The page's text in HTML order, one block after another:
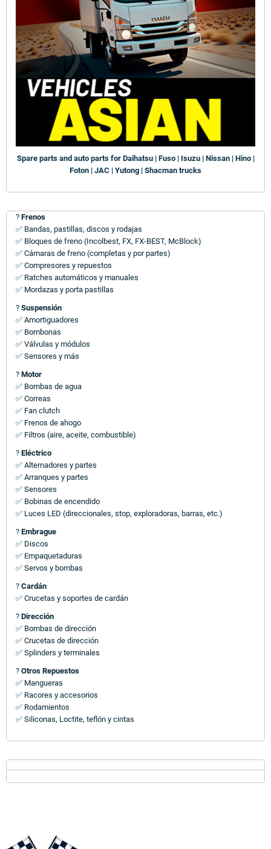
Spare parts and auto parts for Daihatsu | Fuso | Isuzu | Nissan | Hino |
Foton | JAC | Yutong | Shacman trucks
? Frenos
✅ Bandas, pastillas, discos y rodajas
✅ Bloques de freno (Incolbest, FX, FX-BEST, McBlock)
✅ Cámaras de freno (completas y por partes)
✅ Compresores y repuestos
✅ Ratches automáticos y manuales
✅ Mordazas y porta pastillas
? Suspensión
✅ Amortiguadores
✅ Bombonas
✅ Válvulas y módulos
✅ Sensores y más
? Motor
✅ Bombas de agua
✅ Correas
✅ Fan clutch
✅ Frenos de ahogo
✅ Filtros (aire, aceite, combustible)
? Eléctrico
✅ Alternadores y partes
✅ Arranques y partes
✅ Sensores
✅ Bobinas de encendido
✅ Luces LED (direccionales, stop, exploradoras, barras, etc.)
? Embrague
✅ Discos
✅ Empaquetaduras
✅ Servos y bombas
? Cardán
✅ Crucetas y soportes de cardán
? Dirección
✅ Bombas de dirección
✅ Crucetas de dirección
✅ Splinders y terminales
? Otros Repuestos
✅ Mangueras
✅ Racores y accesorios
✅ Rodamientos
✅ Siliconas, Loctite, teflón y cintas